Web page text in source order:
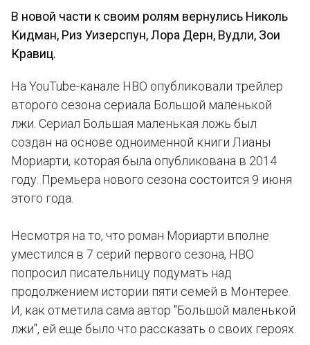
В новой части к своим ролям вернулись Николь
Кидман, Риз Уизерспун, Лора Дерн, Вудли, Зои
Кравиц.
На YouTube-канале НВО опубликовали трейлер
второго сезона сериала Большой маленькой
лжи. Сериал Большая маленькая ложь был
создан на основе одноименной книги Лианы
Мориарти, которая была опубликована в 2014
году. Премьера нового сезона состоится 9 июня
этого года.
Несмотря на то, что роман Мориарти вполне
уместился в 7 серий первого сезона, НВО
попросил писательницу подумать над
продолжением истории пяти семей в Монтерее.
И, как отметила сама автор "Большой маленькой
лжи", ей еще было что рассказать о своих героях.